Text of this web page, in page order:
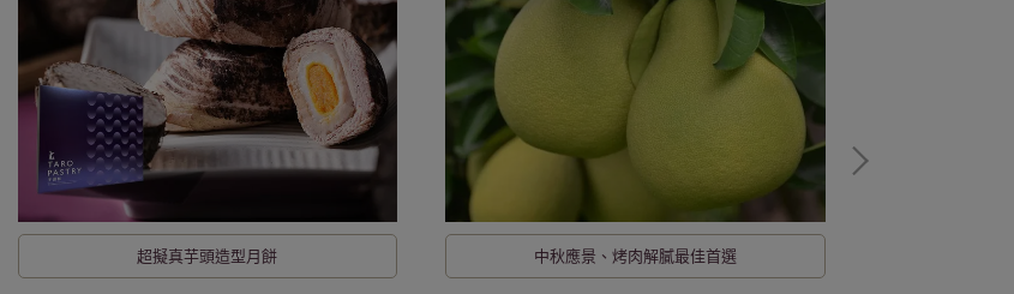
超擬真芋頭造型月餅 中秋應景、烤肉解膩最佳首選